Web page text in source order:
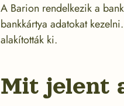
A Barion rendelkezik a
bankkártya adatokat
alakították ki.
Mit jelent